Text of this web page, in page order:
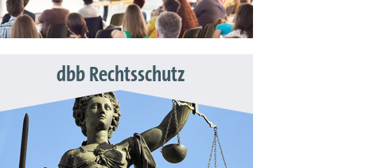
dbb Rechtsschutz